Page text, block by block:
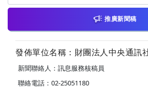
推廣新聞稿
發佈單位名稱：財團法人中央通訊
新聞聯絡人：訊息服務核稿員
聯絡電話：02-25051180